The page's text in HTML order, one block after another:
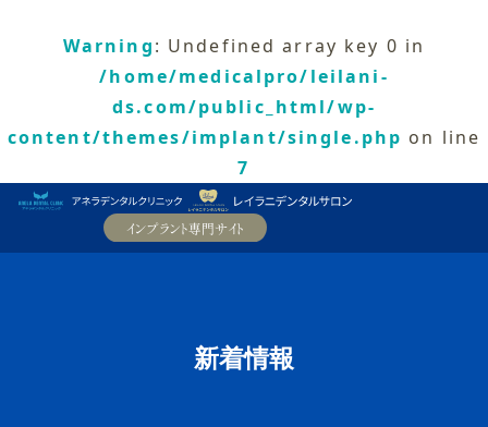
Warning: Undefined array key 0 in
/home/medicalpro/leilani-
ds.com/public_html/wp-
content/themes/implant/single.php on line
7
新着情報